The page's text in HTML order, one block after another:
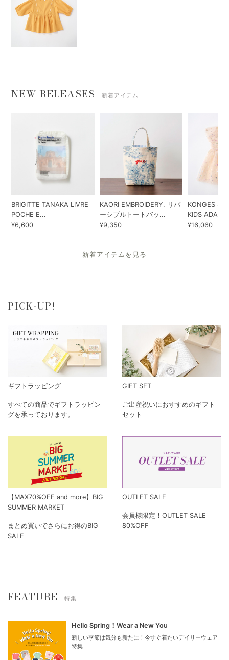
NEW RELEASES 新着アイテム
BRIGITTE TANAKA LIVRE
POCHE E...
¥6,600
KAORI EMBROIDERY. リバ
ーシブルトートバッ...
¥9,350
KONGES
KIDS ADA...
¥16,060
新着アイテムを見る
PICK-UP!
ギフトラッピング
すべての商品でギフトラッピン
グを承っております。
GIFT SET
ご出産祝いにおすすめのギフト
セット
【MAX70%OFF and more】BIG
SUMMER MARKET
まとめ買いでさらにお得のBIG
SALE
OUTLET SALE
会員様限定！OUTLET SALE
80%OFF
FEATURE 特集
Hello Spring！Wear a New You
新しい季節は気分も新たに！今すぐ着たいデイリーウェア
特集